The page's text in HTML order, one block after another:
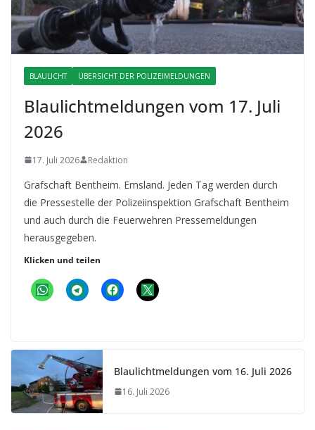
BLAULICHT ÜBERSICHT DER POLIZEIMELDUNGEN
Blaulichtmeldungen vom 17. Juli
2026
17. Juli 2026 Redaktion
Grafschaft Bentheim. Emsland. Jeden Tag werden durch
die Pressestelle der Polizeiinspektion Grafschaft Bentheim
und auch durch die Feuerwehren Pressemeldungen
herausgegeben.
Klicken und teilen
Blaulichtmeldungen vom 16. Juli 2026
16. Juli 2026